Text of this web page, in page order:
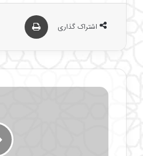
اشتراک گذاری
ا